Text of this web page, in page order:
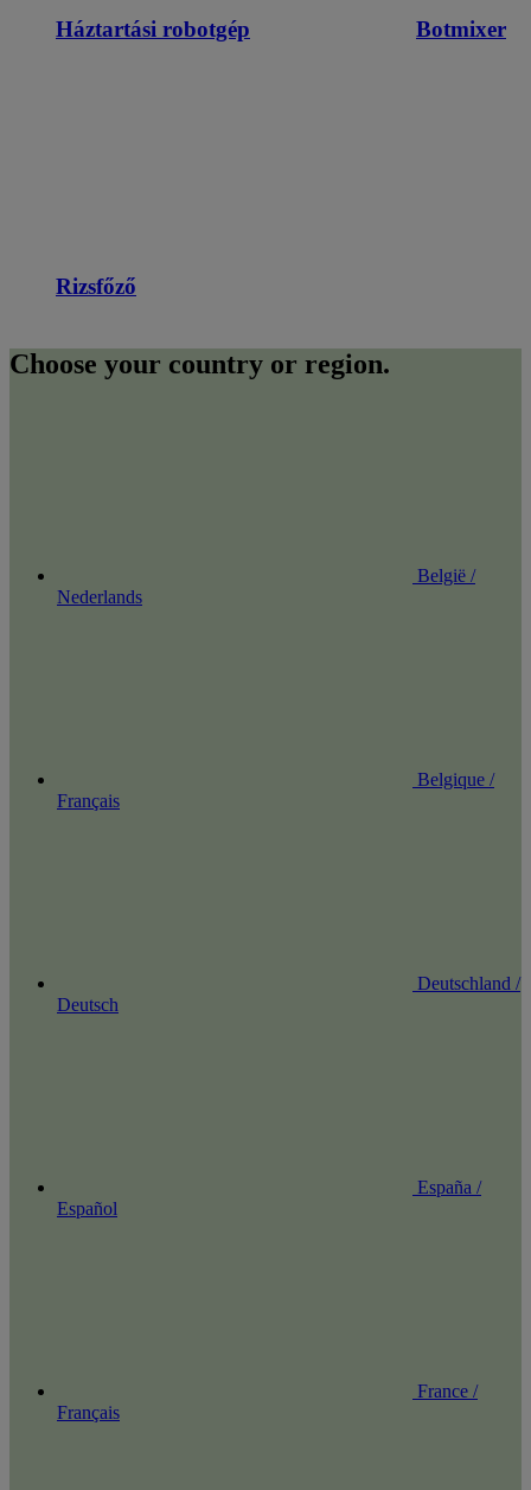
Háztartási robotgép Botmixer
Rizsfőző
Choose your country or region.
België /
Nederlands
Belgique /
Français
Deutschland /
Deutsch
España /
Español
France /
Français